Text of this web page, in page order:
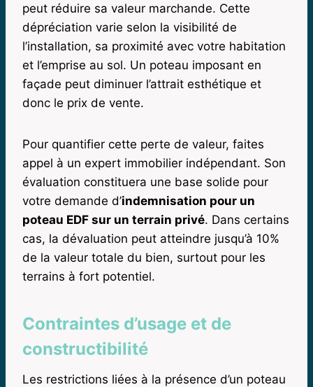
peut réduire sa valeur marchande. Cette
dépréciation varie selon la visibilité de
l’installation, sa proximité avec votre habitation
et l’emprise au sol. Un poteau imposant en
façade peut diminuer l’attrait esthétique et
donc le prix de vente.
Pour quantifier cette perte de valeur, faites
appel à un expert immobilier indépendant. Son
évaluation constituera une base solide pour
votre demande d’indemnisation pour un
poteau EDF sur un terrain privé. Dans certains
cas, la dévaluation peut atteindre jusqu’à 10%
de la valeur totale du bien, surtout pour les
terrains à fort potentiel.
Contraintes d’usage et de
constructibilité
Les restrictions liées à la présence d’un poteau